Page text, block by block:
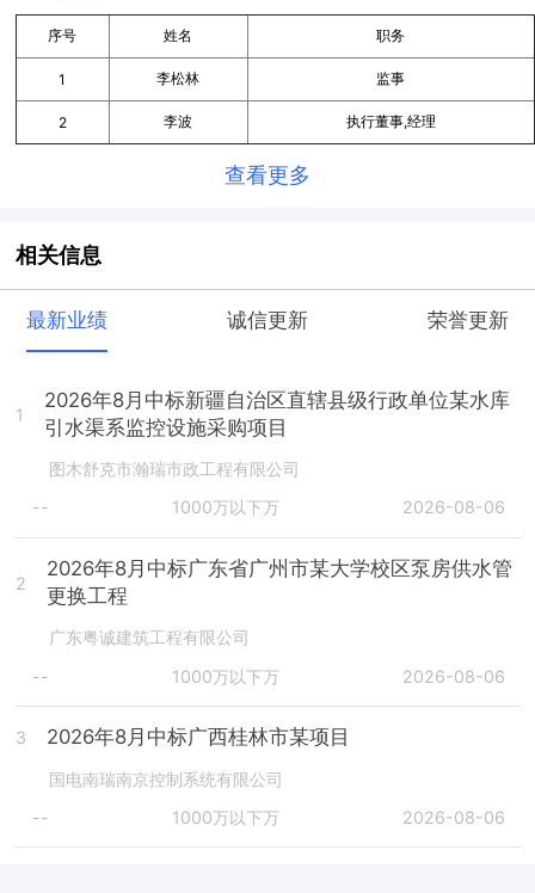
序号 姓名 职务
1 李松林 监事
2 李波 执行董事,经理
查看更多
相关信息
最新业绩 诚信更新 荣誉更新
1
2026年8月中标新疆自治区直辖县级行政单位某水库
引水渠系监控设施采购项目
图木舒克市瀚瑞市政工程有限公司
--
1000万以下万 2026-08-06
2
2026年8月中标广东省广州市某大学校区泵房供水管
更换工程
广东粤诚建筑工程有限公司
--
1000万以下万 2026-08-06
3 2026年8月中标广西桂林市某项目
国电南瑞南京控制系统有限公司
--
1000万以下万 2026-08-06